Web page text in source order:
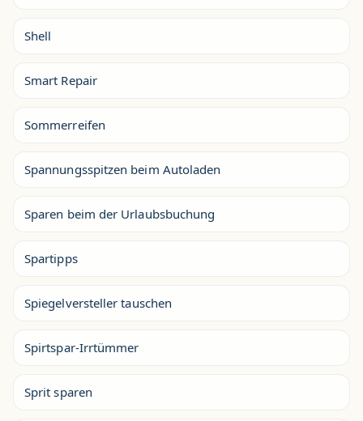
Shell
Smart Repair
Sommerreifen
Spannungsspitzen beim Autoladen
Sparen beim der Urlaubsbuchung
Spartipps
Spiegelversteller tauschen
Spirtspar-Irrtümmer
Sprit sparen